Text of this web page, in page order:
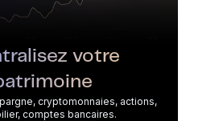
votre
cryptomonnaies, actions,
comptes bancaires.